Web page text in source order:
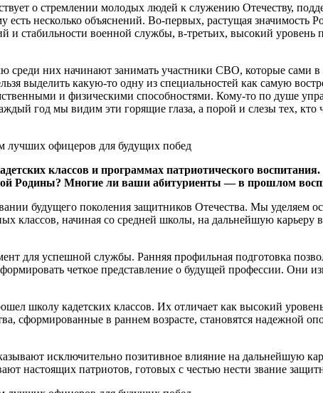
о стремлении молодых людей к служению Отечеству,
несколько объяснений. Во-первых, растущая значимость
и стабильности военной службы, в-третьих, высокий уровень
них начинают занимать участники СВО, которые сами в
выделить какую-то одну из специальностей как самую
и физическими способностями. Кому-то по душе
год мы видим эти горящие глаза, а порой и слезы тех,
классов и программах патриотического
Родины? Многие ли ваши абитуриенты — в прошлом
будущего поколения защитников Отечества. Мы уделяем
классов, начиная со средней школы, на дальнейшую карьеру
для успешной службы. Ранняя профильная подготовка
четкое представление о будущей профессии. Они
школу кадетских классов. Их отличает как высокий
сформированные в раннем возрасте, становятся надежной
исключительно позитивное влияние на дальнейшую
настоящих патриотов, готовых с честью нести звание